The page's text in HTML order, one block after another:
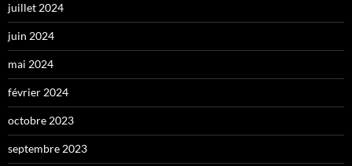
juillet 2024
juin 2024
mai 2024
février 2024
octobre 2023
septembre 2023